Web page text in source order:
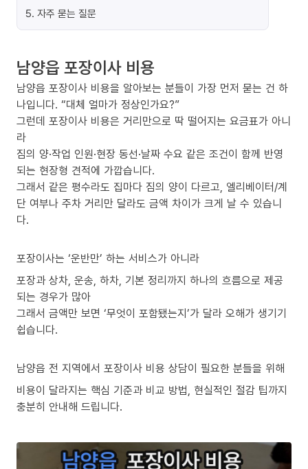
5. 자주 묻는 질문
남양읍 포장이사 비용
남양읍 포장이사 비용을 알아보는 분들이 가장 먼저 묻는 건 하
나입니다. “대체 얼마가 정상인가요?”
그런데 포장이사 비용은 거리만으로 딱 떨어지는 요금표가 아니
라
짐의 양·작업 인원·현장 동선·날짜 수요 같은 조건이 함께 반영
되는 현장형 견적에 가깝습니다.
그래서 같은 평수라도 집마다 짐의 양이 다르고, 엘리베이터/계
단 여부나 주차 거리만 달라도 금액 차이가 크게 날 수 있습니
다.
포장이사는 ‘운반만’ 하는 서비스가 아니라
포장과 상차, 운송, 하차, 기본 정리까지 하나의 흐름으로 제공
되는 경우가 많아
그래서 금액만 보면 ‘무엇이 포함됐는지’가 달라 오해가 생기기
쉽습니다.
남양읍 전 지역에서 포장이사 비용 상담이 필요한 분들을 위해
비용이 달라지는 핵심 기준과 비교 방법, 현실적인 절감 팁까지
충분히 안내해 드립니다.